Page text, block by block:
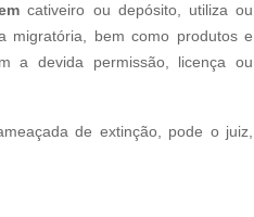
cativeiro ou depósito, utiliza ou
migratória, bem como produtos e
a devida permissão, licença ou
de extinção, pode o juiz,